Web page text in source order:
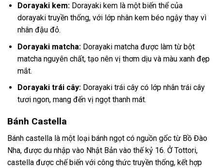
Dorayaki kem:Dorayaki kem là một biến thể của
dorayaki truyền thống, với lớp nhân kem béo ngậy thay vì
nhân đậu đỏ.
Dorayaki matcha:Dorayaki matcha được làm từ bột
matcha nguyên chất, tạo nên vị thơm dịu và màu xanh đẹp
mắt.
Dorayaki trái cây:Dorayaki trái cây có lớp nhân trái cây
tươi ngon, mang đến vị ngọt thanh mát.
Bánh Castella
Bánh castella là một loại bánh ngọt có nguồn gốc từ Bồ Đào
Nha, được du nhập vào Nhật Bản vào thế kỷ 16. Ở Tottori,
castella được chế biến với công thức truyền thống, kết hợp